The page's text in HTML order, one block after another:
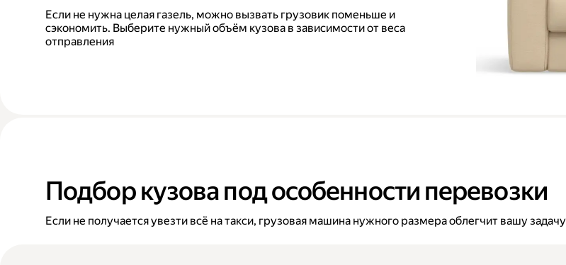
Если не нужна целая газель, можно вызвать грузовик поменьше и
сэкономить. Выберите нужный объём кузова в зависимости от веса
отправления
Подбор кузова под особенности перевозки
Если не получается увезти всё на такси, грузовая машина нужного размера облегчит вашу задачу